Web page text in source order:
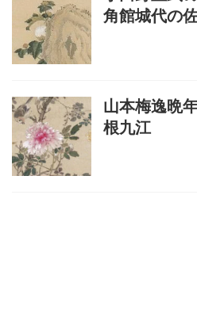
角館城代の
山本梅逸晩
根九江